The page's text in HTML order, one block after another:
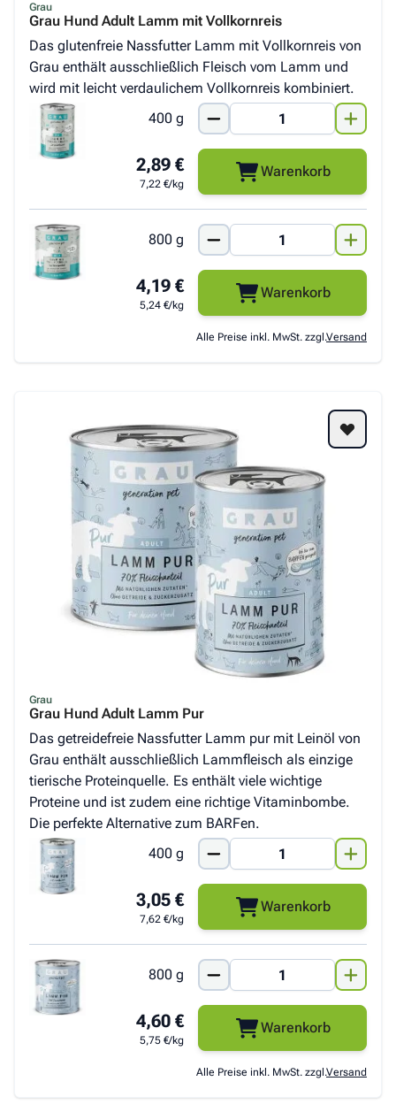
Grau
Grau Hund Adult Lamm mit Vollkornreis
Das glutenfreie Nassfutter Lamm mit Vollkornreis von
Grau enthält ausschließlich Fleisch vom Lamm und
wird mit leicht verdaulichem Vollkornreis kombiniert.
400 g
2,89 €
7,22 €/kg
Warenkorb
800 g
4,19 €
5,24 €/kg
Warenkorb
Alle Preise inkl. MwSt. zzgl.Versand
Grau
Grau Hund Adult Lamm Pur
Das getreidefreie Nassfutter Lamm pur mit Leinöl von
Grau enthält ausschließlich Lammfleisch als einzige
tierische Proteinquelle. Es enthält viele wichtige
Proteine und ist zudem eine richtige Vitaminbombe.
Die perfekte Alternative zum BARFen.
400 g
3,05 €
7,62 €/kg
Warenkorb
800 g
4,60 €
5,75 €/kg
Warenkorb
Alle Preise inkl. MwSt. zzgl.Versand